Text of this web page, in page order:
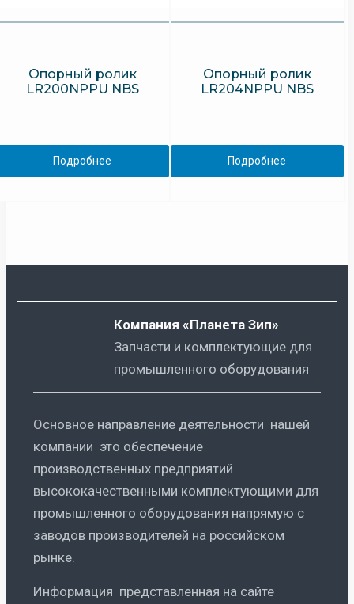
Опорный ролик
LR200NPPU NBS
Подробнее
Опорный ролик
LR204NPPU NBS
Подробнее
Компания «Планета Зип»
Запчасти и комплектующие для
промышленного оборудования
Основное направление деятельности нашей
компании это обеспечение
производственных предприятий
высококачественными комплектующими для
промышленного оборудования напрямую с
заводов производителей на российском
рынке.
Информация представленная на сайте